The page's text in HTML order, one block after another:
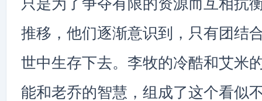
只是为了争夺有限的资源而互相抗
推移，他们逐渐意识到，只有团结
世中生存下去。李牧的冷酷和艾米
能和老乔的智慧，组成了这个看似